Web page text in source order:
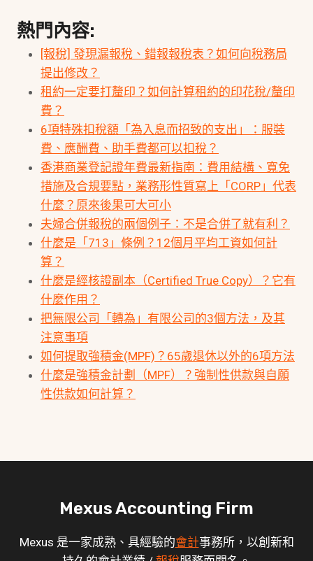
熱門內容:
[報稅] 發現漏報稅、錯報報稅表？如何向稅務局
提出修改？
租約一定要打釐印？如何計算租約的印花稅/釐印
費？
6項特殊扣稅額「為入息而招致的支出」：服裝
費、應酬費、助手費都可以扣稅？
香港商業登記證年費最新指南：費用結構、寬免
措施及合規要點，業務形性質寫上「CORP」代表
什麼？原來後果可大可小
夫婦合併報稅的兩個例子：不是合併了就有利？
什麼是「713」條例？12個月平均工資如何計
算？
什麼是經核證副本（Certified True Copy）？它有
什麼作用？
把無限公司「轉為」有限公司的3個方法，及其
注意事項
如何提取強積金(MPF)？65歲退休以外的6項方法
什麼是強積金計劃（MPF）？強制性供款與自願
性供款如何計算？
Mexus Accounting Firm
Mexus 是一家成熟、具經驗的會計事務所，以創新和